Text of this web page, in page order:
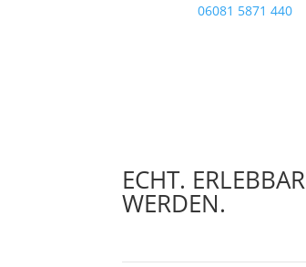
06081 5871 440
ECHT. ERLEBBAR
WERDEN.